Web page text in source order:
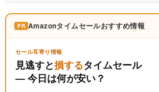
PR Amazonタイムセールおすすめ情報
セール耳寄り情報
見逃すと損するタイムセール
― 今日は何が安い？